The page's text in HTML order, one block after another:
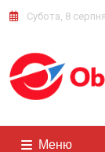
Субота, 8
Меню